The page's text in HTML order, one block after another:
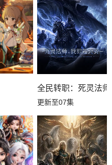
全民转职：死灵法
更新至07集